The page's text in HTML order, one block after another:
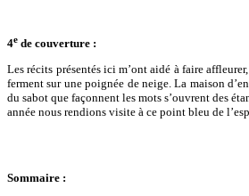
4e de couverture :
Les récits présentés ici m’ont aidé à faire
ferment sur une poignée de neige. La maison
du sabot que façonnent les mots s’ouvrent des
année nous rendions visite à ce point bleu de
Sommaire :